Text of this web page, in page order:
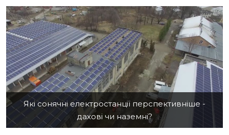
Які сонячні електростанції перспективніше -
дахові чи наземні?